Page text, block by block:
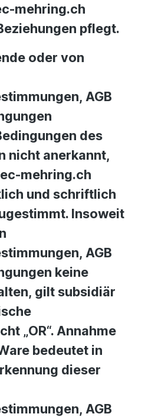
mehring.ch
pflegt.
oder von
AGB
des
nicht anerkannt,
mehring.ch
und schriftlich
Insoweit
AGB
keine
gilt subsidiär
„OR“. Annahme
bedeutet in
dieser
AGB